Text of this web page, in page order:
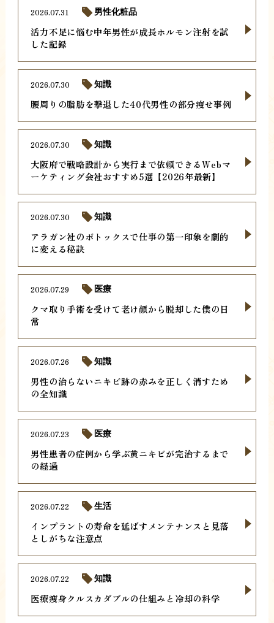
活力不足に悩む中年男性が成長ホルモン注射を試
した記録
2026.07.31 男性化粧品
腰周りの脂肪を撃退した40代男性の部分痩せ事例
2026.07.30 知識
大阪府で戦略設計から実行まで依頼できるWebマ
ーケティング会社おすすめ5選【2026年最新】
2026.07.30 知識
アラガン社のボトックスで仕事の第一印象を劇的
に変える秘訣
2026.07.30 知識
クマ取り手術を受けて老け顔から脱却した僕の日
常
2026.07.29 医療
男性の治らないニキビ跡の赤みを正しく消すため
の全知識
2026.07.26 知識
男性患者の症例から学ぶ黄ニキビが完治するまで
の経過
2026.07.23 医療
インプラントの寿命を延ばすメンテナンスと見落
としがちな注意点
2026.07.22 生活
医療痩身クルスカダブルの仕組みと冷却の科学
2026.07.22 知識